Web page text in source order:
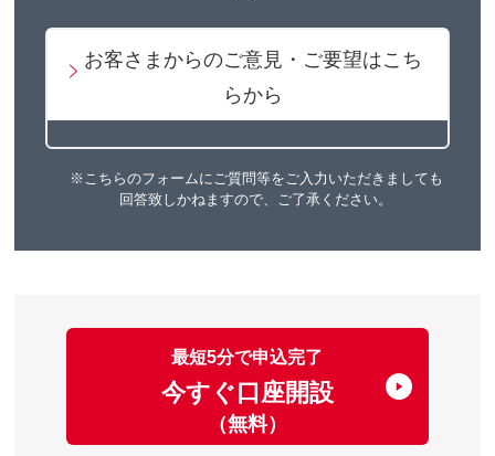
お客さまからのご意見・ご要望はこち
らから
※こちらのフォームにご質問等をご入力いただきましても
回答致しかねますので、ご了承ください。
最短5分で申込完了
今すぐ口座開設
（無料）